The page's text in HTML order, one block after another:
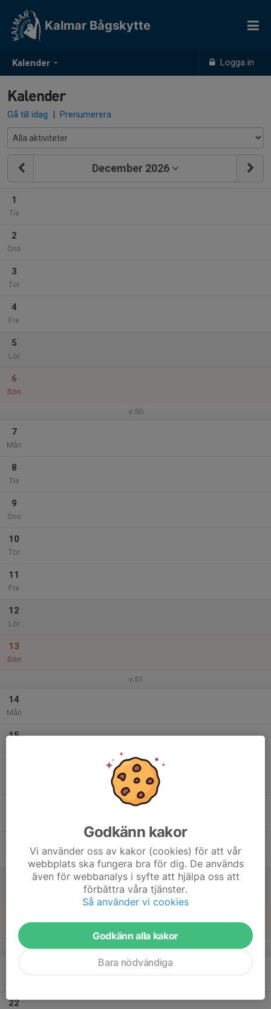
Kalender Logga in
Kalmar Bågskytte
Kalender
Gå till idag | Prenumerera
December 2026
1
Tis
2
Ons
3
Tor
4
Fre
5
Lör
6
Sön
v.50
7
Mån
8
Tis
9
Ons
10
Tor
11
Fre
12
Lör
13
Sön
v.51
14
Mån
15
Sön
v.52
22
Godkänn kakor
Vi använder oss av kakor (cookies) för att vår
webbplats ska fungera bra för dig. De används
även för webbanalys i syfte att hjälpa oss att
förbättra våra tjänster.
Så använder vi cookies
Godkänn alla kakor
Bara nödvändiga